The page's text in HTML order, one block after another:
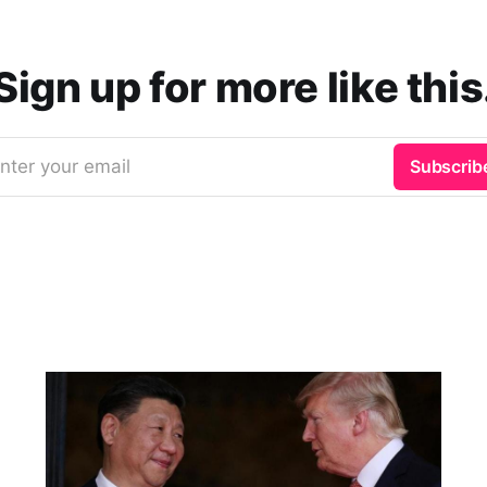
up for more like
your email